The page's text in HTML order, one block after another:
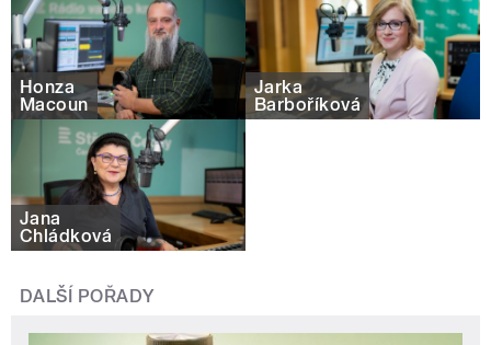
Honza
Macoun
Jarka
Barboříková
Jana
Chládková
DALŠÍ POŘADY